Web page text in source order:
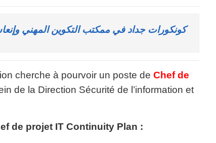
كونكورات جداد في ممكتب التكوين المهني وإنعاش
cherche à pourvoir un poste de Chef de
de la Direction Sécurité de l’information et
de projet IT Continuity Plan :